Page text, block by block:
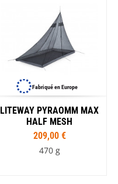
Fabriqué en Europe
LITEWAY PYRAOMM MAX
HALF MESH
209,00 €
470 g